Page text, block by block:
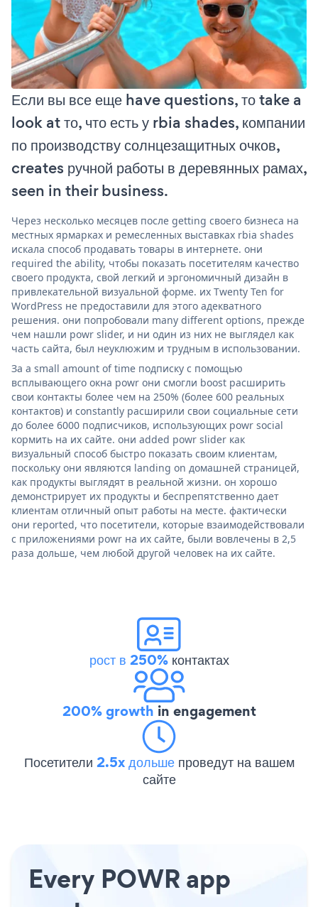
Если вы все еще have questions, то take a
look at то, что есть у rbia shades, компании
по производству солнцезащитных очков,
creates ручной работы в деревянных рамах,
seen in their business.
Через несколько месяцев после getting своего бизнеса на
местных ярмарках и ремесленных выставках rbia shades
искала способ продавать товары в интернете. они
required the ability, чтобы показать посетителям качество
своего продукта, свой легкий и эргономичный дизайн в
привлекательной визуальной форме. их Twenty Ten for
WordPress не предоставили для этого адекватного
решения. они попробовали many different options, прежде
чем нашли powr slider, и ни один из них не выглядел как
часть сайта, был неуклюжим и трудным в использовании.
За a small amount of time подписку с помощью
всплывающего окна powr они смогли boost расширить
свои контакты более чем на 250% (более 600 реальных
контактов) и constantly расширили свои социальные сети
до более 6000 подписчиков, использующих powr social
кормить на их сайте. они added powr slider как
визуальный способ быстро показать своим клиентам,
поскольку они являются landing on домашней страницей,
как продукты выглядят в реальной жизни. он хорошо
демонстрирует их продукты и беспрепятственно дает
клиентам отличный опыт работы на месте. фактически
они reported, что посетители, которые взаимодействовали
с приложениями powr на их сайте, были вовлечены в 2,5
раза дольше, чем любой другой человек на их сайте.
рост в 250%контактах
200% growth in engagement
Посетители 2.5x дольше проведут на вашем
сайте
Every POWR app